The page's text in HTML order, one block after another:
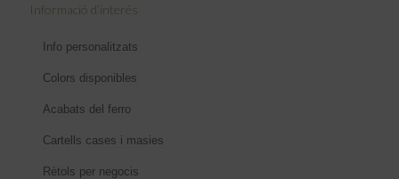
Informació d’interés
Info personalitzats
Colors disponibles
Acabats del ferro
Cartells cases i masies
Rètols per negocis